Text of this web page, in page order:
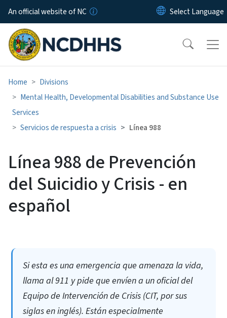
Skip to main content
An official website of NC
Home
Divisions
Mental Health, Developmental Disabilities and Substance Use
Services
Servicios de respuesta a crisis
Línea 988
Línea 988 de Prevención
del Suicidio y Crisis - en
español
Si esta es una emergencia que amenaza la vida,
llama al 911 y pide que envíen a un oficial del
Equipo de Intervención de Crisis (CIT, por sus
siglas en inglés). Están especialmente